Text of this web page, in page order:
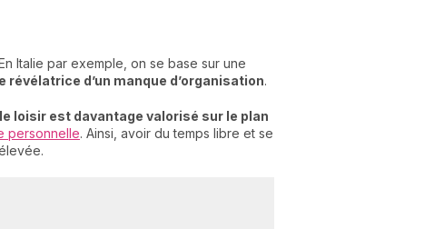
Italie par exemple, on se base sur une
révélatrice d’un manque d’organisation.
le loisir est davantage valorisé sur le plan
personnelle. Ainsi, avoir du temps libre et se